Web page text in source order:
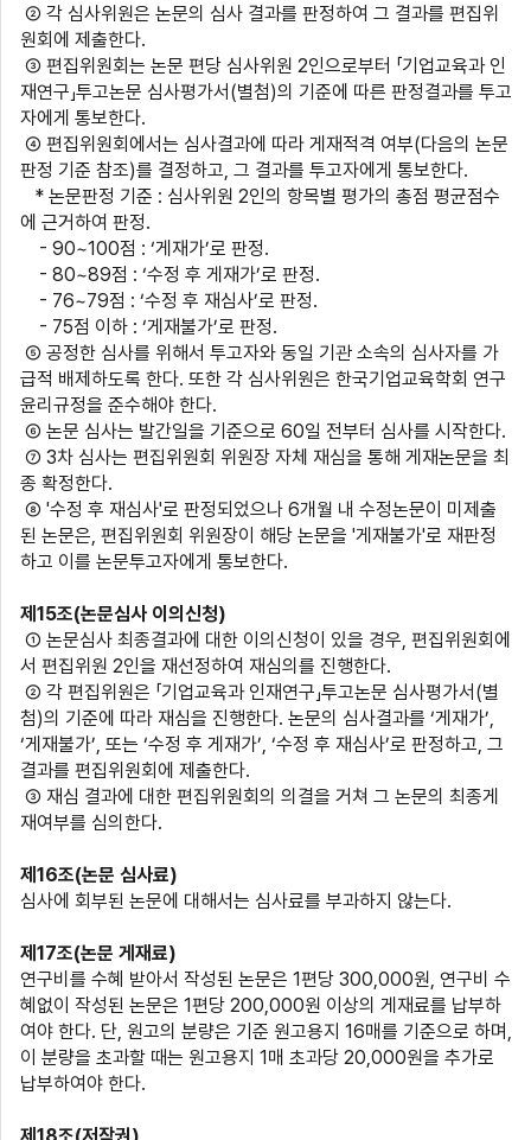
② 각 심사위원은 논문의 심사 결과를 판정하여 그 결과를 편집위
원회에 제출한다.
③ 편집위원회는 논문 편당 심사위원 2인으로부터 「기업교육과 인
재연구」투고논문 심사평가서 (별첨)의 기준에 따른 판정결과를 투고
자에게 통보한다.
④ 편집위원회에서는 심사결과에 따라 게재적격 여부(다음의 논문
판정 기준 참조)를 결정하고, 그 결과를 투고자에게 통보한다.
* 논문판정 기준 : 심사위원 2인의 항목별 평가의 총점 평균점수
에 근거하여 판정.
- 90~100점 : ‘게재가’로 판정.
- 80~89점 : ‘수정 후 게재가’로 판정.
- 76~79점 : ‘수정 후 재심사’로 판정.
- 75점 이하 : ‘게재불가’로 판정.
⑤ 공정한 심사를 위해서 투고자와 동일 기관 소속의 심사자를 가
급적 배제하도록 한다. 또한 각 심사위원은 한국기업교육학회 연구
윤리규정을 준수해야 한다.
⑥ 논문 심사는 발간일을 기준으로 60일 전부터 심사를 시작한다.
⑦ 3차 심사는 편집위원회 위원장 자체 재심을 통해 게재논문을 최
종 확정한다.
⑧ '수정 후 재심사'로 판정되었으나 6개월 내 수정논문이 미제출
된 논문은, 편집위원회 위원장이 해당 논문을 '게재불가'로 재판정
하고 이를 논문투고자에게 통보한다.
제 15조(논문심사 이의신청)
① 논문심사 최종결과에 대한 이의신청이 있을 경우, 편집위원회에
서 편집위원 2인을 재선정하여 재심의를 진행한다.
② 각 편집위원은 「기업교육과 인재연구」투고논문 심사평가서 (별
첨)의 기준에 따라 재심을 진행한다. 논문의 심사결과를 ‘게재가’,
‘게재불가’, 또는 ‘수정 후 게재가’, ‘수정 후 재심사’로 판정하고, 그
결과를 편집위원회에 제출한다.
③ 재심 결과에 대한 편집위원회의 의결을 거쳐 그 논문의 최종게
재여부를 심의한다.
제 16조(논문 심사료)
심사에 회부된 논문에 대해서는 심사료를 부과하지 않는다.
제 17조(논문 게재료)
연구비를 수혜 받아서 작성된 논문은 1편당 300,000원, 연구비 수
혜없이 작성된 논문은 1편당 200,000원 이상의 게재료를 납부하
여야 한다. 단, 원고의 분량은 기준 원고용지 16매를 기준으로 하며 ,
이 분량을 초과할 때는 원고용지 1매 초과당 20,000원을 추가로
납부하여야 한다.